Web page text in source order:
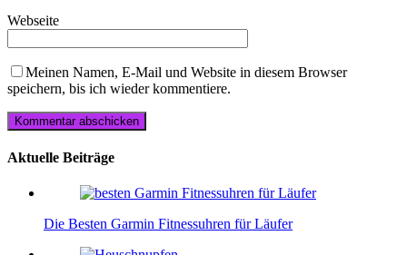
Webseite
Meinen Namen, E-Mail und Website in diesem Browser
speichern, bis ich wieder kommentiere.
Aktuelle Beiträge
Die Besten Garmin Fitnessuhren für Läufer